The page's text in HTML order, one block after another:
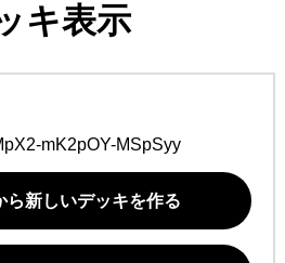
キ表示
mK2pOY-MSpSyy
ら新しいデッキを作る